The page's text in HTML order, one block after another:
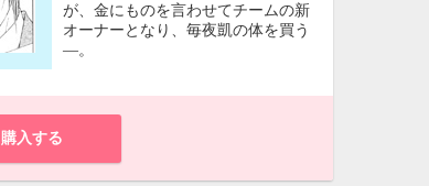
が、金にものを言わせてチームの新
オーナーとなり、毎夜凱の体を買う
―。
購入する